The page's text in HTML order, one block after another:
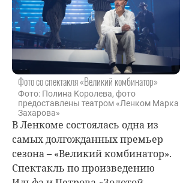
Фото со спектакля «Великий комбинатор»
Фото: Полина Королева, фото
предоставлены театром «Ленком Марка
Захарова»
В Ленкоме состоялась одна из
самых долгожданных премьер
сезона – «Великий комбинатор».
Спектакль по произведению